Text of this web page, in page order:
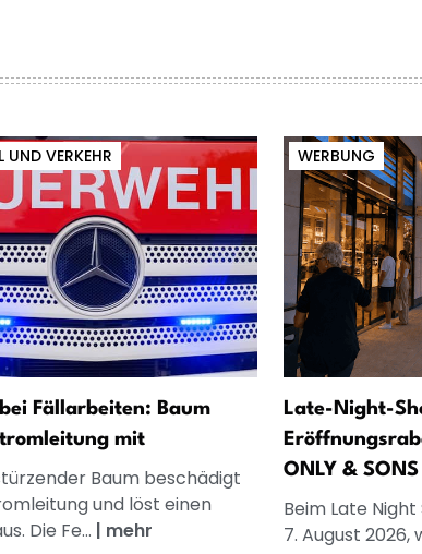
UND VERKEHR
Fällarbeiten: Baum
mit
Baum beschädigt
und löst einen
Die Fe... | mehr
WERBUNG
Late-Night-
ONLY & SONS
Beim Late
7. August 2026,